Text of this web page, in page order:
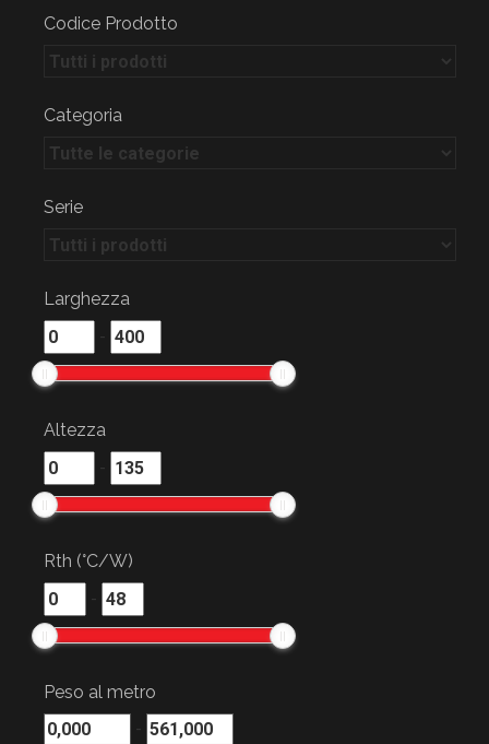
Codice Prodotto
Categoria
Serie
Larghezza
-
Altezza
-
Rth (°C/W)
-
Peso al metro
-